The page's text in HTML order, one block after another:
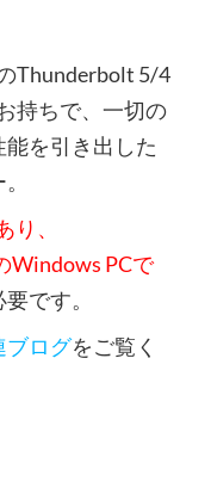
Thunderbolt 5/4
持ちで、一切の
を引き出した
り、
Windows PCで
です。
ブログをご覧く